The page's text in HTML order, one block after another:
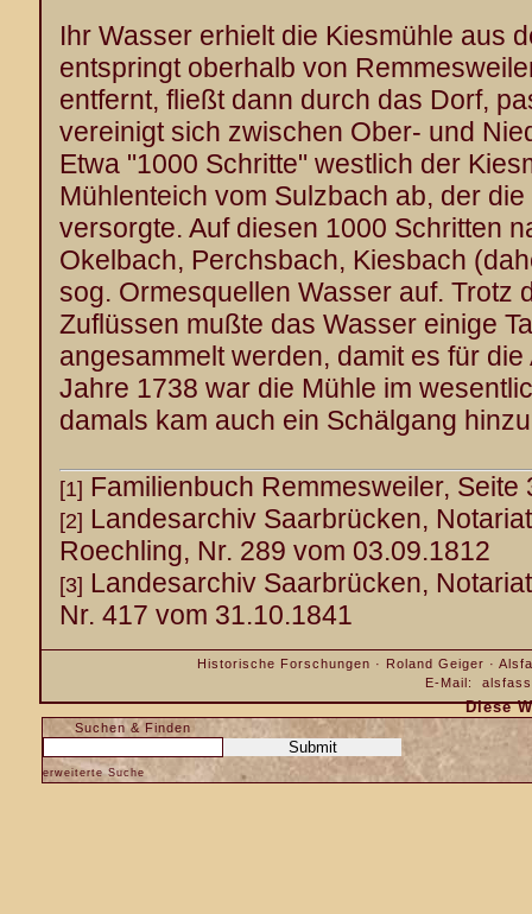
Ihr Wasser erhielt die Kiesmühle aus
entspringt oberhalb von
entfernt, fließt dann durch das Dorf,
vereinigt sich zwischen Ober- und
Etwa "1000 Schritte" westlich der
Mühlenteich vom Sulzbach ab, der
versorgte. Auf diesen 1000 Schritten
Okelbach, Perchsbach, Kiesbach
sog. Ormesquellen Wasser auf. Trotz
Zuflüssen mußte das Wasser einige
angesammelt werden, damit es für
Jahre 1738 war die Mühle im
damals kam auch ein Schälgang
[1] Familienbuch Remmesweiler, Seite
[2] Landesarchiv Saarbrücken,
Roechling, Nr. 289 vom 03.09.1812
[3] Landesarchiv Saarbrücken,
Nr. 417 vom 31.10.1841
Historische Forschungen · Roland Geiger ·
E-Mail:
Diese
Suchen & Finden
erweiterte Suche